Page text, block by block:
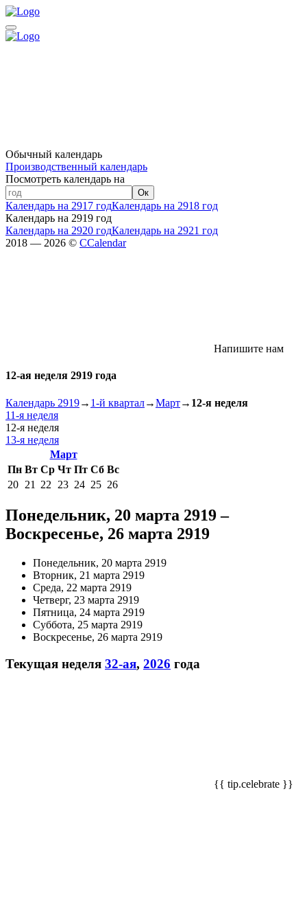
Обычный календарь
Производственный календарь
Посмотреть календарь на
Ок
Календарь на 2917 годКалендарь на 2918 год
Календарь на 2919 год
Календарь на 2920 годКалендарь на 2921 год
2018 — 2026 © CCalendar
Напишите нам
12-ая неделя 2919 года
Календарь 2919→ 1-й квартал→Март→ 12-я неделя
11-я неделя
12-я неделя
13-я неделя
Март
Пн Вт Ср Чт Пт Сб Вс
20 21 22 23 24 25 26
Понедельник, 20 марта 2919 –
Воскресенье, 26 марта 2919
Понедельник, 20 марта 2919
Вторник, 21 марта 2919
Среда, 22 марта 2919
Четверг, 23 марта 2919
Пятница, 24 марта 2919
Суббота, 25 марта 2919
Воскресенье, 26 марта 2919
Текущая неделя 32-ая, 2026 года
{{ tip.celebrate }}